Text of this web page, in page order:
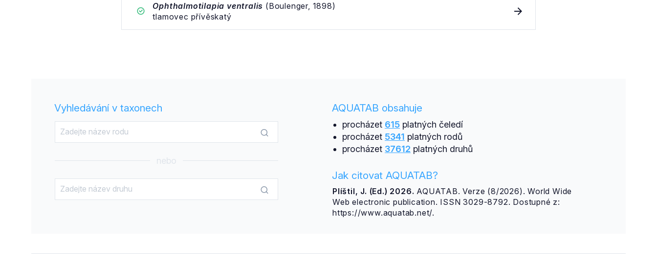
Ophthalmotilapia ventralis (Boulenger, 1898)
tlamovec přívěskatý
Vyhledávání v taxonech
nebo
AQUATAB obsahuje
procházet 615platných čeledí
procházet 5341 platných rodů
procházet 37612 platných druhů
Jak citovat AQUATAB?
Plíštil, J. (Ed.) 2026. AQUATAB. Verze (8/2026). World Wide
Web electronic publication. ISSN 3029-8792. Dostupné z:
https://www.aquatab.net/.